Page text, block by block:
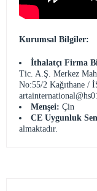
Kurumsal Bilgiler:
İthalatçı Firma
Tic. A.Ş. Merkez
No:55/2 Kağıthane /
Menşei: Çin
CE Uygunluk
almaktadır.